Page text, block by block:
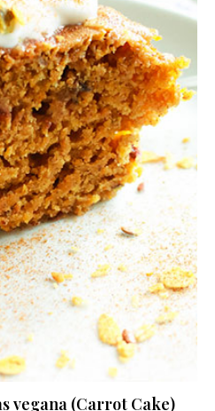
vegana (Carrot Cake)